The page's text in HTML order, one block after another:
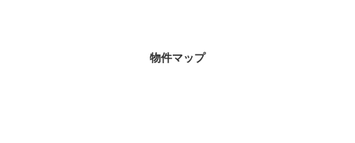
物件マップ